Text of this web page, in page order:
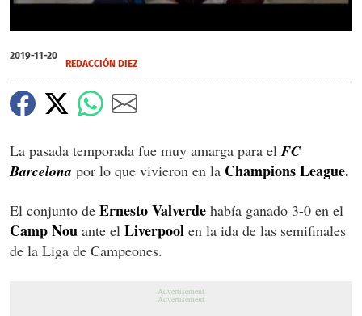
of
26
2019-11-20
REDACCIÓN DIEZ
La pasada temporada fue muy amarga para el FC
Barcelona por lo que vivieron en la Champions League.
El conjunto de Ernesto Valverde había ganado 3-0 en el
Camp Nou ante el Liverpool en la ida de las semifinales
de la Liga de Campeones.